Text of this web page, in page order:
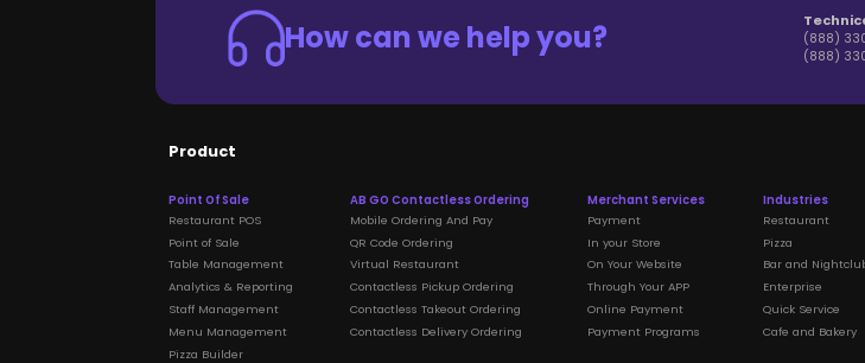
How can we help you?
(888)
(888)
Product
Point Of Sale
Restaurant POS
Point of Sale
Table Management
Analytics & Reporting
Staff Management
Menu Management
Pizza Builder
AB GO Contactless Ordering
Mobile Ordering And Pay
QR Code Ordering
Virtual Restaurant
Contactless Pickup Ordering
Contactless Takeout Ordering
Contactless Delivery Ordering
Merchant Services
Payment
In your Store
On Your Website
Through Your APP
Online Payment
Payment Programs
Industries
Restaurant
Pizza
Bar and
Enterprise
Quick Service
Cafe and Bakery